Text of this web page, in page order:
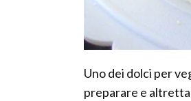
Uno dei dolci per
preparare e